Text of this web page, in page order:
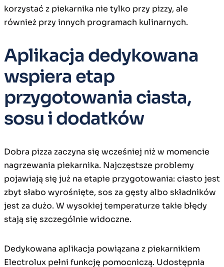
korzystać z piekarnika nie tylko przy pizzy, ale
również przy innych programach kulinarnych.
Aplikacja dedykowana
wspiera etap
przygotowania ciasta,
sosu i dodatków
Dobra pizza zaczyna się wcześniej niż w momencie
nagrzewania piekarnika. Najczęstsze problemy
pojawiają się już na etapie przygotowania: ciasto jest
zbyt słabo wyrośnięte, sos za gęsty albo składników
jest za dużo. W wysokiej temperaturze takie błędy
stają się szczególnie widoczne.
Dedykowana aplikacja powiązana z piekarnikiem
Electrolux pełni funkcję pomocniczą. Udostępnia